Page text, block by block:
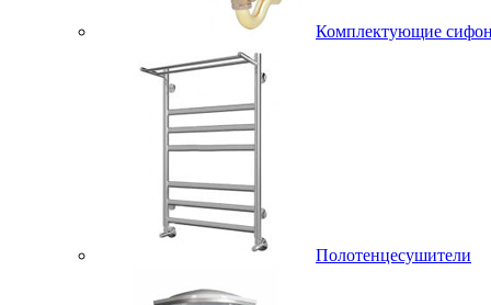
Комплектующие
Полотенцесушители